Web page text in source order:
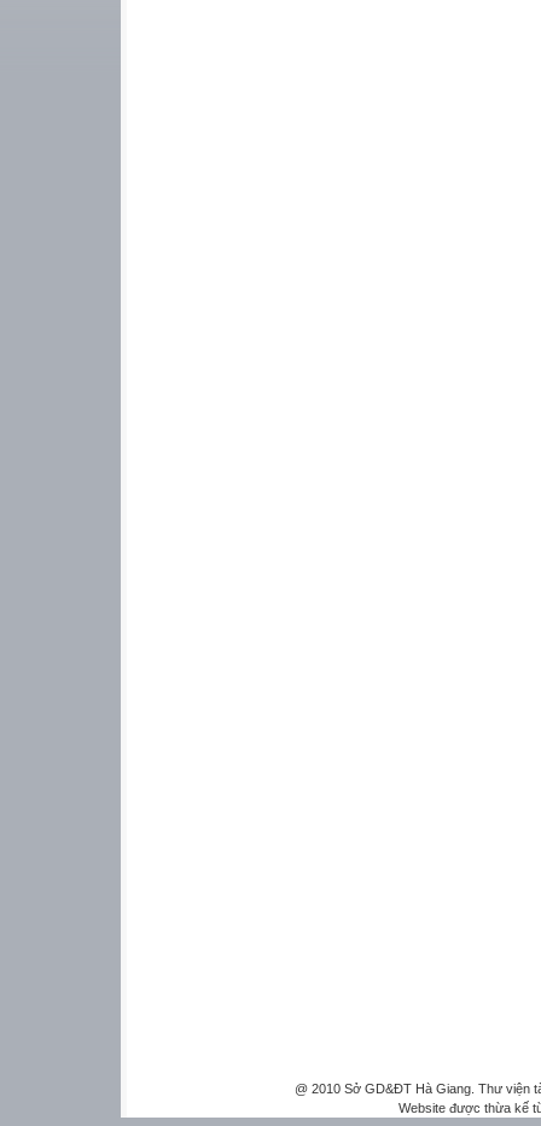
@ 2010 Sở GD&ĐT Hà Giang. Thư viện
Website được thừa kế